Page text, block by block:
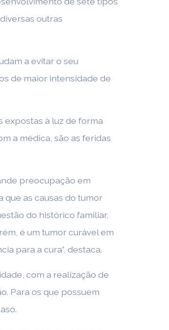
outras
a evitar o seu
de maior intensidade de
expostas à luz de forma
a médica, são as feridas
preocupação em
que as causas do tumor
do histórico familiar,
é um tumor curável em
para a cura”, destaca.
com a realização de
Para os que possuem